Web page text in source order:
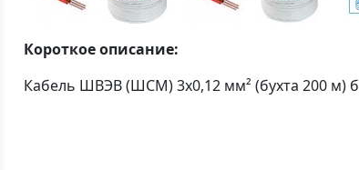
Короткое описание:
Кабель ШВЭВ (ШСМ) 3x0,12 мм² (бухта 200 м)